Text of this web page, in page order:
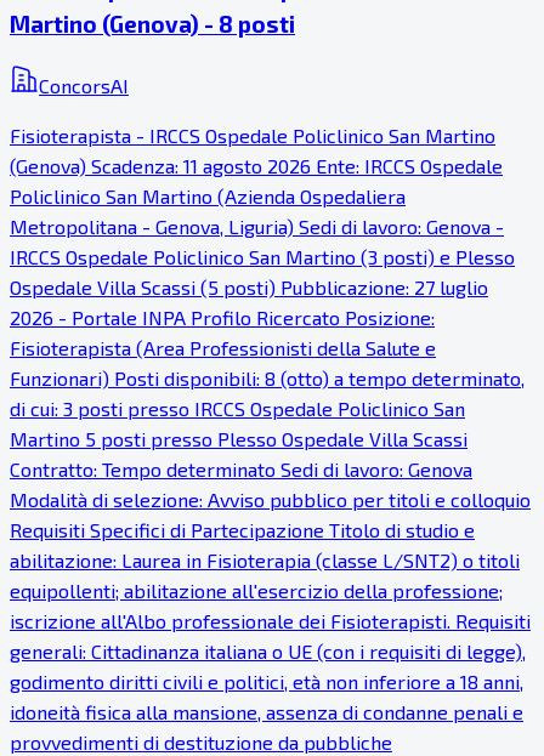
Martino (Genova) - 8 posti
ConcorsAI
Fisioterapista - IRCCS Ospedale Policlinico San Martino
(Genova) Scadenza: 11 agosto 2026 Ente: IRCCS Ospedale
Policlinico San Martino (Azienda Ospedaliera
Metropolitana - Genova, Liguria) Sedi di lavoro: Genova -
IRCCS Ospedale Policlinico San Martino (3 posti) e Plesso
Ospedale Villa Scassi (5 posti) Pubblicazione: 27 luglio
2026 - Portale INPA Profilo Ricercato Posizione:
Fisioterapista (Area Professionisti della Salute e
Funzionari) Posti disponibili: 8 (otto) a tempo determinato,
di cui: 3 posti presso IRCCS Ospedale Policlinico San
Martino 5 posti presso Plesso Ospedale Villa Scassi
Contratto: Tempo determinato Sedi di lavoro: Genova
Modalità di selezione: Avviso pubblico per titoli e colloquio
Requisiti Specifici di Partecipazione Titolo di studio e
abilitazione: Laurea in Fisioterapia (classe L/SNT2) o titoli
equipollenti; abilitazione all'esercizio della professione;
iscrizione all'Albo professionale dei Fisioterapisti. Requisiti
generali: Cittadinanza italiana o UE (con i requisiti di legge),
godimento diritti civili e politici, età non inferiore a 18 anni,
idoneità fisica alla mansione, assenza di condanne penali e
provvedimenti di destituzione da pubbliche